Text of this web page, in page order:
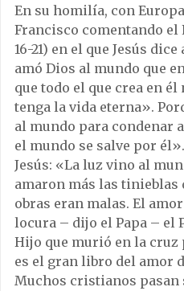
En su homilía, con
Francisco comentando el
16-21) en el que Jesús
amó Dios al mundo que
que todo el que crea en
tenga la vida eterna».
al mundo para condenar
el mundo se salve por
Jesús: «La luz vino al
amaron más las tinieblas
obras eran malas. El
locura – dijo el Papa – el
Hijo que murió en la
es el gran libro del amor
Muchos cristianos